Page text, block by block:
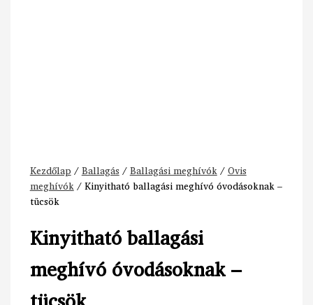
Kezdőlap /Ballagás /Ballagási meghívók/Ovis
meghívók/ Kinyitható ballagási meghívó óvodásoknak –
tücsök
Kinyitható ballagási
meghívó óvodásoknak –